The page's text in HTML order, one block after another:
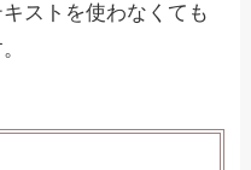
ストを使わなくても